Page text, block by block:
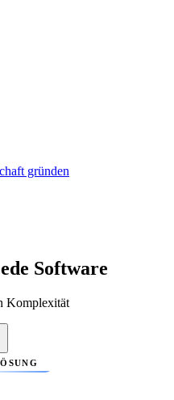
gründen
Software
Komplexität